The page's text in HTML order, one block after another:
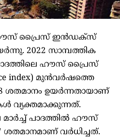
ഹൗസ് പ്രൈസ് ഇന്‍ഡക്സ്
2022 സാമ്പത്തിക
ഹൗസ് പ്രൈസ്
index) മുന്‍വര്‍ഷത്തെ
ശതമാനം ഉയര്‍ന്നതായാണ്
പാദത്തില്‍ ഹൗസ്
വര്‍ധിച്ചത്.